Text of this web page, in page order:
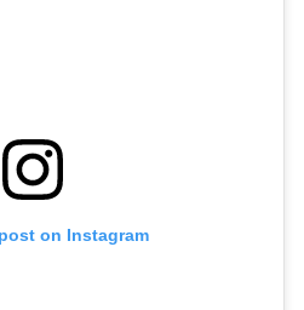
on Instagram